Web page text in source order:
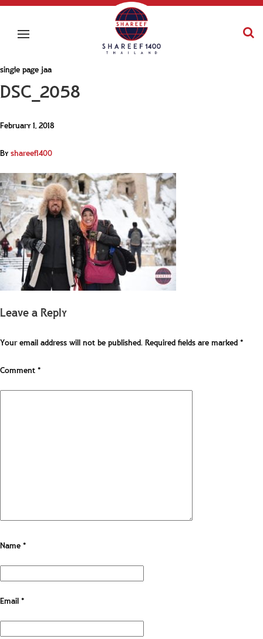
single page jaa
DSC_2058
February 1, 2018
Byshareef1400
Leave a Reply
Your email address will not be published.Required fields are marked*
Comment*
Name*
Email*